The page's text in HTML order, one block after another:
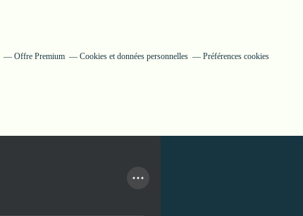
Offre Premium Cookies et données personnelles Préférences cookies